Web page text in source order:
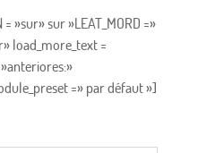
= »sur» sur »LEAT_MORD =»
load_more_text =
=» par défaut »]